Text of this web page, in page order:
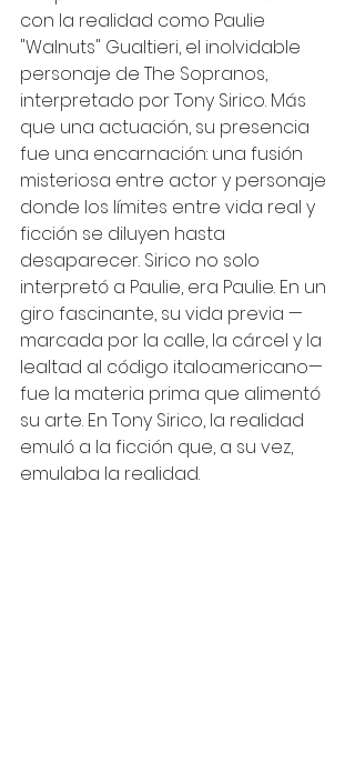
con la realidad como Paulie
"Walnuts" Gualtieri, el inolvidable
personaje de The Sopranos,
interpretado por Tony Sirico. Más
que una actuación, su presencia
fue una encarnación: una fusión
misteriosa entre actor y personaje
donde los límites entre vida real y
ficción se diluyen hasta
desaparecer. Sirico no solo
interpretó a Paulie, era Paulie. En un
giro fascinante, su vida previa —
marcada por la calle, la cárcel y la
lealtad al código italoamericano—
fue la materia prima que alimentó
su arte. En Tony Sirico, la realidad
emuló a la ficción que, a su vez,
emulaba la realidad.